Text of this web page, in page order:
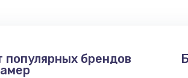
популярных брендов